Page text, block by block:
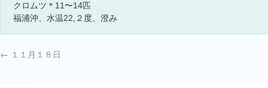
クロムツ＊11〜14匹
福浦沖、水温22,２度、澄み
← １１月１８日